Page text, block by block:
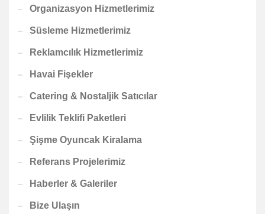
Organizasyon Hizmetlerimiz
Süsleme Hizmetlerimiz
Reklamcılık Hizmetlerimiz
Havai Fişekler
Catering & Nostaljik Satıcılar
Evlilik Teklifi Paketleri
Şişme Oyuncak Kiralama
Referans Projelerimiz
Haberler & Galeriler
Bize Ulaşın